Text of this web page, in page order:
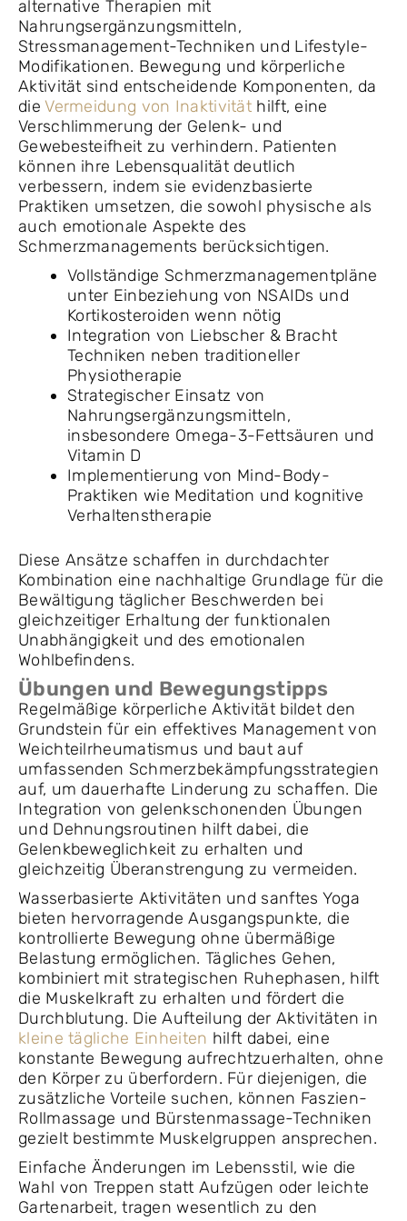
alternative Therapien mit
Nahrungsergänzungsmitteln,
Stressmanagement-Techniken und Lifestyle-
Modifikationen. Bewegung und körperliche
Aktivität sind entscheidende Komponenten, da
die Vermeidung von Inaktivität hilft, eine
Verschlimmerung der Gelenk- und
Gewebesteifheit zu verhindern. Patienten
können ihre Lebensqualität deutlich
verbessern, indem sie evidenzbasierte
Praktiken umsetzen, die sowohl physische als
auch emotionale Aspekte des
Schmerzmanagements berücksichtigen.
Vollständige Schmerzmanagementpläne
unter Einbeziehung von NSAIDs und
Kortikosteroiden wenn nötig
Integration von Liebscher & Bracht
Techniken neben traditioneller
Physiotherapie
Strategischer Einsatz von
Nahrungsergänzungsmitteln,
insbesondere Omega-3-Fettsäuren und
Vitamin D
Implementierung von Mind-Body-
Praktiken wie Meditation und kognitive
Verhaltenstherapie
Diese Ansätze schaffen in durchdachter
Kombination eine nachhaltige Grundlage für die
Bewältigung täglicher Beschwerden bei
gleichzeitiger Erhaltung der funktionalen
Unabhängigkeit und des emotionalen
Wohlbefindens.
Übungen und Bewegungstipps
Regelmäßige körperliche Aktivität bildet den
Grundstein für ein effektives Management von
Weichteilrheumatismus und baut auf
umfassenden Schmerzbekämpfungsstrategien
auf, um dauerhafte Linderung zu schaffen. Die
Integration von gelenkschonenden Übungen
und Dehnungsroutinen hilft dabei, die
Gelenkbeweglichkeit zu erhalten und
gleichzeitig Überanstrengung zu vermeiden.
Wasserbasierte Aktivitäten und sanftes Yoga
bieten hervorragende Ausgangspunkte, die
kontrollierte Bewegung ohne übermäßige
Belastung ermöglichen. Tägliches Gehen,
kombiniert mit strategischen Ruhephasen, hilft
die Muskelkraft zu erhalten und fördert die
Durchblutung. Die Aufteilung der Aktivitäten in
kleine tägliche Einheiten hilft dabei, eine
konstante Bewegung aufrechtzuerhalten, ohne
den Körper zu überfordern. Für diejenigen, die
zusätzliche Vorteile suchen, können Faszien-
Rollmassage und Bürstenmassage-Techniken
gezielt bestimmte Muskelgruppen ansprechen.
Einfache Änderungen im Lebensstil, wie die
Wahl von Treppen statt Aufzügen oder leichte
Gartenarbeit, tragen wesentlich zu den